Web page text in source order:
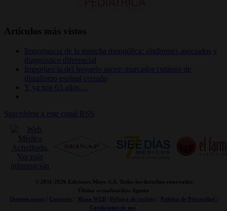
Artículos más vistos
Importancia de la mancha mongólica: síndromes asociados y
diagnóstico diferencial
Importancia del hoyuelo sacro: marcador cutáneo de
disrafismo espinal cerrado
Y ya son 63 años…
Suscribirse a este canal RSS
© 2011- 2026 Ediciones Mayo S.A. Todos los derechos reservados
Última actualización: Agosto
Quienes somos| Contacto Mapa WEB| Politica de cookies|
Politica de Privacidad /
Condiciones de uso